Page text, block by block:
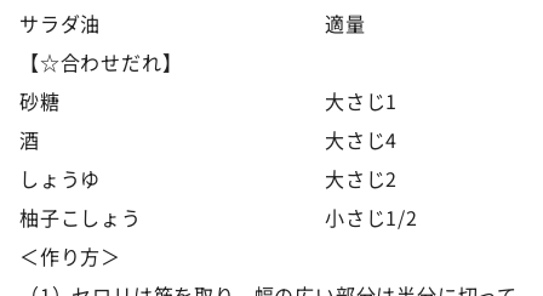
サラダ油 適量
【☆合わせだれ】
砂糖 大さじ1
酒 大さじ4
しょうゆ 大さじ2
柚子こしょう 小さじ1/2
＜作り方＞